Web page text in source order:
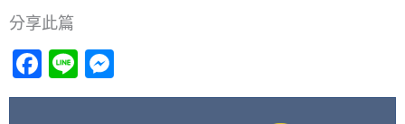
分享此篇
Facebook
Line